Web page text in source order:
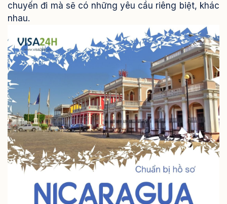
chuyến đi mà sẽ có những yêu cầu riêng biệt, khác
nhau.